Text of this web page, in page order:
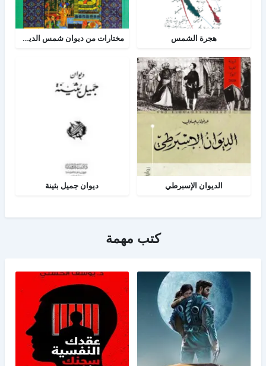
هجرة الشمس مختارات من ديوان شمس الدين تبريزي
الديوان الإسبرطي ديوان جميل بثينة
كتب مهمة